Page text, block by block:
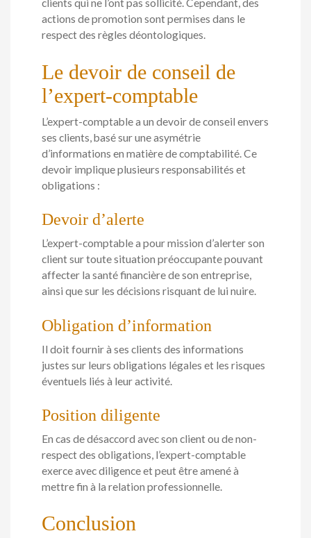
clients qui ne l’ont pas sollicité. Cependant, des
actions de promotion sont permises dans le
respect des règles déontologiques.
Le devoir de conseil de
l’expert-comptable
L’expert-comptable a un devoir de conseil envers
ses clients, basé sur une asymétrie
d’informations en matière de comptabilité. Ce
devoir implique plusieurs responsabilités et
obligations :
Devoir d’alerte
L’expert-comptable a pour mission d’alerter son
client sur toute situation préoccupante pouvant
affecter la santé financière de son entreprise,
ainsi que sur les décisions risquant de lui nuire.
Obligation d’information
Il doit fournir à ses clients des informations
justes sur leurs obligations légales et les risques
éventuels liés à leur activité.
Position diligente
En cas de désaccord avec son client ou de non-
respect des obligations, l’expert-comptable
exerce avec diligence et peut être amené à
mettre fin à la relation professionnelle.
Conclusion